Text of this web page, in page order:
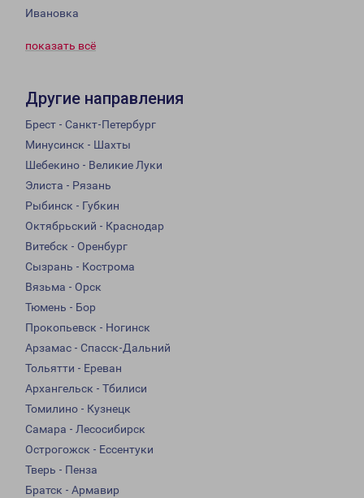
Ивановка
показать всё
Другие направления
Брест - Санкт-Петербург
Минусинск - Шахты
Шебекино - Великие Луки
Элиста - Рязань
Рыбинск - Губкин
Октябрьский - Краснодар
Витебск - Оренбург
Сызрань - Кострома
Вязьма - Орск
Тюмень - Бор
Прокопьевск - Ногинск
Арзамас - Спасск-Дальний
Тольятти - Ереван
Архангельск - Тбилиси
Томилино - Кузнецк
Самара - Лесосибирск
Острогожск - Ессентуки
Тверь - Пенза
Братск - Армавир